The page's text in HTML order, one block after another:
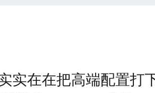
实在在把高端配置